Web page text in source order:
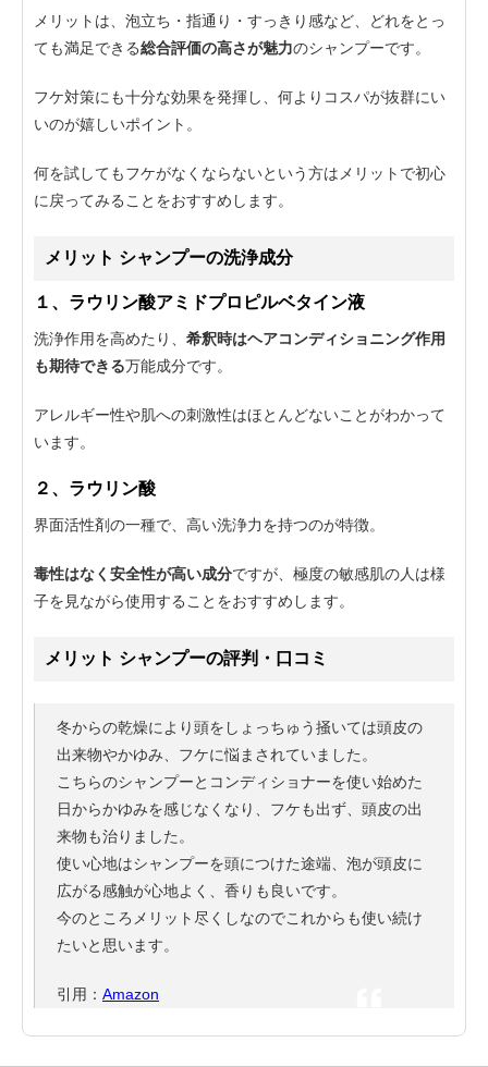
メリットは、泡立ち・指通り・すっきり感など、どれをとっ
ても満足できる総合評価の高さが魅力のシャンプーです。
フケ対策にも十分な効果を発揮し、何よりコスパが抜群にい
いのが嬉しいポイント。
何を試してもフケがなくならないという方はメリットで初心
に戻ってみることをおすすめします。
メリット シャンプーの洗浄成分
１、ラウリン酸アミドプロピルベタイン液
洗浄作用を高めたり、 希釈時はヘアコンディショニング作用
も期待できる万能成分です。
アレルギー性や肌への刺激性はほとんどないことがわかって
います。
２、ラウリン酸
界面活性剤の一種で、高い洗浄力を持つのが特徴。
毒性はなく安全性が高い成分ですが、極度の敏感肌の人は様
子を見ながら使用することをおすすめします。
メリット シャンプーの評判・口コミ
冬からの乾燥により頭をしょっちゅう掻いては頭皮の
出来物やかゆみ、フケに悩まされていました。
こちらのシャンプーとコンディショナーを使い始めた
日からかゆみを感じなくなり、フケも出ず、頭皮の出
来物も治りました。
使い心地はシャンプーを頭につけた途端、泡が頭皮に
広がる感触が心地よく、香りも良いです。
今のところメリット尽くしなのでこれからも使い続け
たいと思います。
引用： Amazon